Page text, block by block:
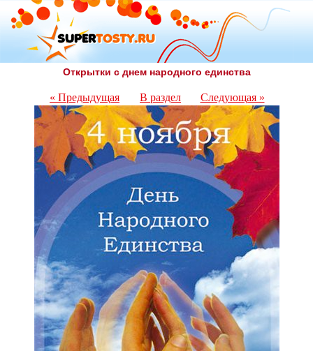
Открытки с днем народного единства
« Предыдущая В раздел Следующая »